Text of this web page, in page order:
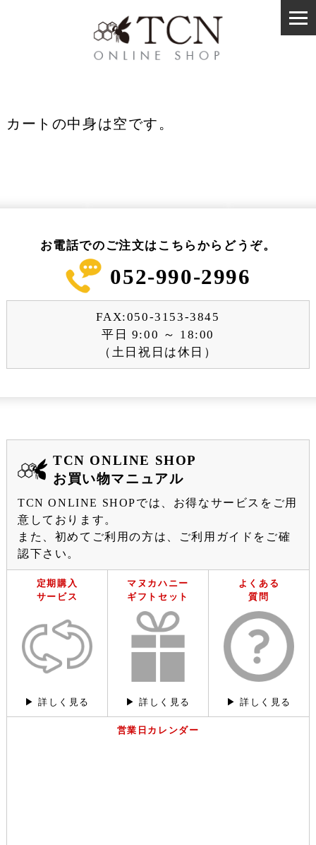
カートの中身は空です。
お電話でのご注文はこちらからどうぞ。
052-990-2996
FAX:050-3153-3845
平日 9:00 ～ 18:00
（土日祝日は休日）
TCN ONLINE SHOP
お買い物マニュアル
TCN ONLINE SHOPでは、お得なサービスをご用
意しております。
また、初めてご利用の方は、ご利用ガイドをご確
認下さい。
定期購入
サービス
▶︎詳しく見る
マヌカハニー
ギフトセット
▶︎詳しく見る
よくある
質問
▶︎詳しく見る
営業日カレンダー